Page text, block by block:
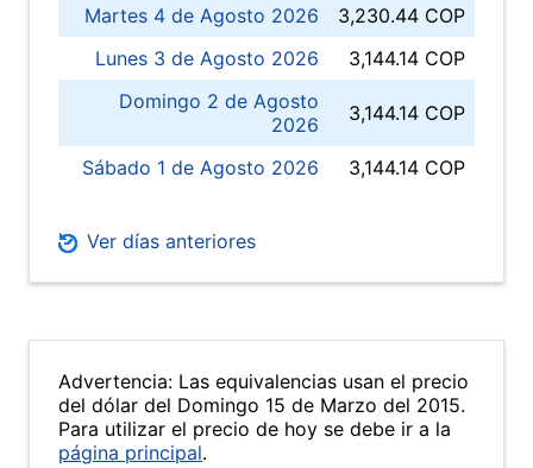
Martes 4 de Agosto 2026
3,230.44 COP
Lunes 3 de Agosto 2026
3,144.14 COP
Domingo 2 de Agosto
2026
3,144.14 COP
Sábado 1 de Agosto 2026 3,144.14 COP
Ver días anteriores
Advertencia: Las equivalencias usan el precio
del dólar del Domingo 15 de Marzo del 2015.
Para utilizar el precio de hoy se debe ir a la
página principal.